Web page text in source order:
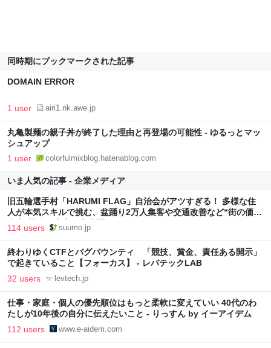
同時期にブックマークされた記事
DOMAIN ERROR
1 user airi1.nk.awe.jp
丸亀製麺の親子丼が終了した理由と再登場の可能性 - ゆるっとマッ
シュアップ
1 user colorfulmixblog.hatenablog.com
いま人気の記事 - 企業メディア
旧五輪選手村「HARUMI FLAG」自治会がアツすぎる！ 多様な住
人が本気スキルで挑む、盆踊り2万人集客や交通改善など“街の価値
向上”戦略 東京・中央区
114 users suumo.jp
終わりゆくCTFとバグバウンティ 「競技、賞金、責任ある開示」
で起きていること【フォーカス】 - レバテックLAB
32 users levtech.jp
仕事・家庭・個人の優先順位はもっと柔軟に変えていい 40代のわ
たしが10年後の自分に伝えたいこと - りっすん by イーアイデム
112 users www.e-aidem.com